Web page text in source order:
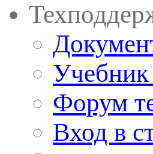
Учебник
Форум
Вход в